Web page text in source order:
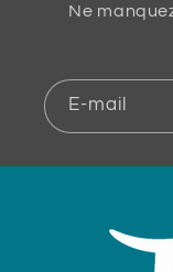
Ne
E-mail